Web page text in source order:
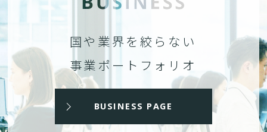
国や業界を絞らない
事業ポートフォリオ
BUSINESS PAGE